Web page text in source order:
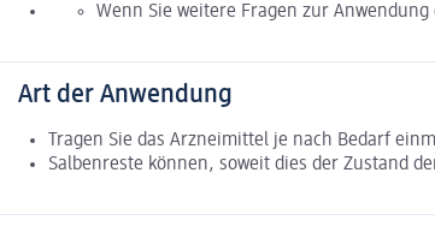
Wenn Sie weitere Fragen zur
Art der Anwendung
Tragen Sie das Arzneimittel je nach Bedarf
Salbenreste können, soweit dies der Zustand